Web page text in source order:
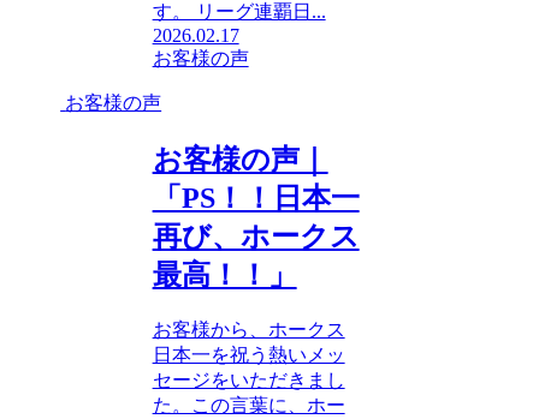
す。 リーグ連覇日...
2026.02.17
お客様の声
お客様の声
お客様の声｜
「PS！！日本一
再び、ホークス
最高！！」
お客様から、ホークス
日本一を祝う熱いメッ
セージをいただきまし
た。この言葉に、ホー